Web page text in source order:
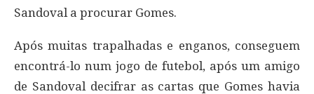
Sandoval a procurar Gomes.
Após muitas trapalhadas e enganos, conseguem
encontrá-lo num jogo de futebol, após um amigo
de Sandoval decifrar as cartas que Gomes havia